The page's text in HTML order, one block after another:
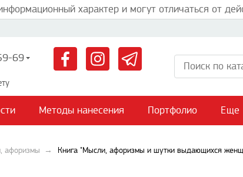
характер и могут отличаться от
69
Методы нанесения Портфолио Еще
афоризмы Книга "Мысли, афоризмы и шутки выдающихся